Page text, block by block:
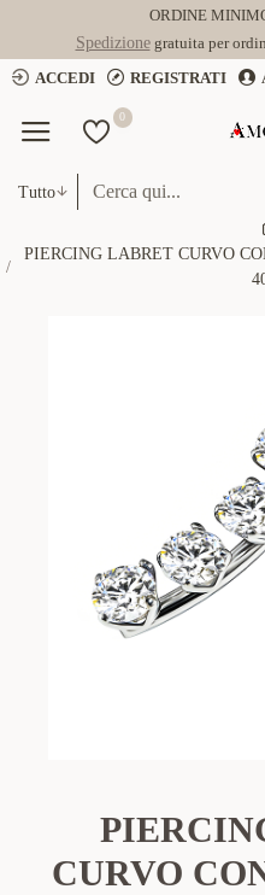
ORDINE
Spedizionegratuita per
ACCEDI
REGISTRATI
0
Tutto
PIERCING LABRET CURVO
CURVO